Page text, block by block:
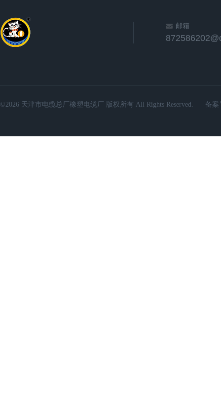
邮箱
©2026 天津市电缆总厂橡塑电缆厂 版权所有 All Rights Reserved. 备案